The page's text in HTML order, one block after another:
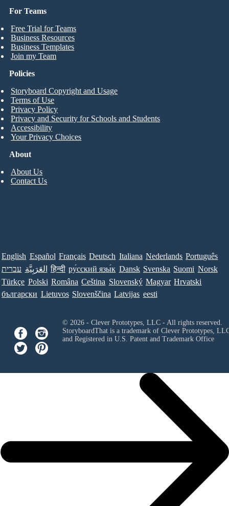
For Teams
Free Trial for Teams
Business Resources
Business Templates
Join my Team
About
About Us
Contact Us
Policies
Storyboard Copyright and Usage
Terms of Use
Privacy Policy
Privacy and Security for Schools and Students
Accessibility
Your Privacy Choices
English Español Français Deutsch Italiana Nederlands Português
עברית العَرَبِيَّة हिन्दी ру́сский язы́к Dansk Svenska Suomi Norsk
Türkçe Polski Româna Ceština Slovenský Magyar Hrvatski
български Lietuvos Slovenščina Latvijas eesti
© 2026 - Clever Prototypes, LLC - All rights reserved.
StoryboardThat is a trademark of Clever Prototypes,
and Registered in U.S. Patent and Trademark Office